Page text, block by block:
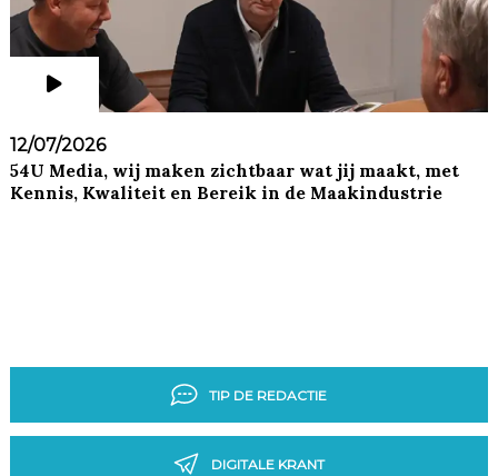
12/07/2026
54U Media, wij maken zichtbaar wat jij maakt, met
Kennis, Kwaliteit en Bereik in de Maakindustrie
TIP DE REDACTIE
DIGITALE KRANT